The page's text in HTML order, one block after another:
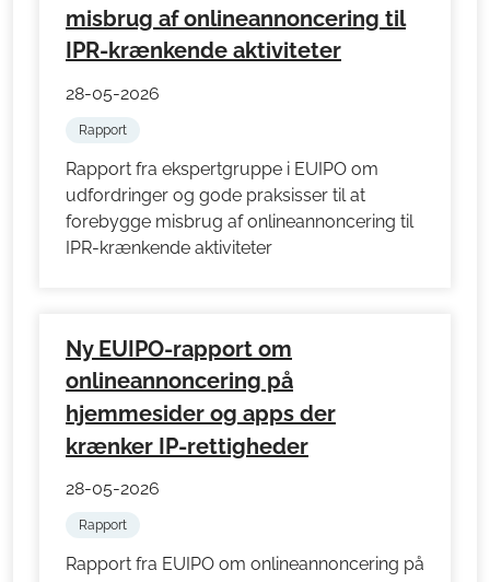
misbrug af onlineannoncering til
IPR-krænkende aktiviteter
28-05-2026
Rapport
Rapport fra ekspertgruppe i EUIPO om
udfordringer og gode praksisser til at
forebygge misbrug af onlineannoncering til
IPR-krænkende aktiviteter
Ny EUIPO-rapport om
onlineannoncering på
hjemmesider og apps der
krænker IP-rettigheder
28-05-2026
Rapport
Rapport fra EUIPO om onlineannoncering på